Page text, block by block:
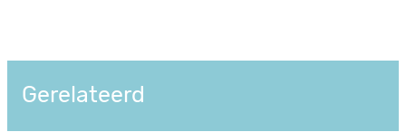
Gerelateerd